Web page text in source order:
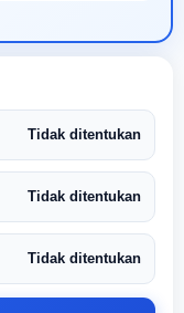
Tidak ditentukan
Tidak ditentukan
Tidak ditentukan